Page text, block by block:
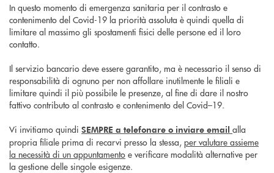
In questo momento di emergenza sanitaria per il contrasto e
contenimento del Covid-19 la priorità assoluta è quindi quella di
limitare al massimo gli spostamenti fisici delle persone ed il loro
contatto.
Il servizio bancario deve essere garantito, ma è necessario il senso di
responsabilità di ognuno per non affollare inutilmente le filiali e
limitare quindi il più possibile le presenze, al fine di dare il nostro
fattivo contributo al contrasto e contenimento del Covid–19.
Vi invitiamo quindi SEMPRE a telefonare o inviare email alla
propria filiale prima di recarvi presso la stessa, per valutare assieme
la necessità di un appuntamento e verificare modalità alternative per
la gestione delle singole esigenze.